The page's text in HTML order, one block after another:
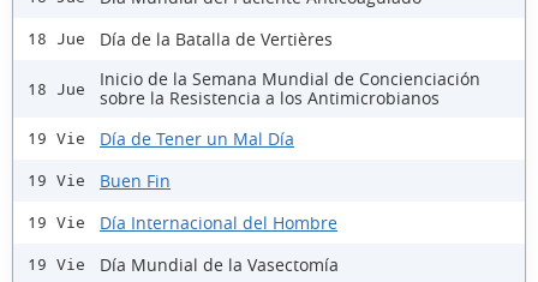
18 Jue Día de la Batalla de Vertières
18 Jue
Inicio de la Semana Mundial de Concienciación
sobre la Resistencia a los Antimicrobianos
19 Vie Día de Tener un Mal Día
19 Vie Buen Fin
19 Vie Día Internacional del Hombre
19 Vie Día Mundial de la Vasectomía